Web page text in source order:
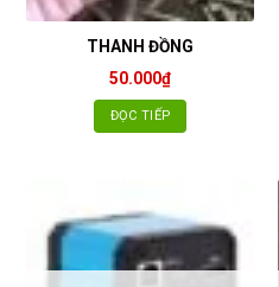
THANH ĐỒNG
50.000₫
ĐỌC TIẾP